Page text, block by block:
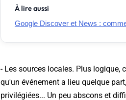
À lire aussi
Google Discover et News :
- Les sources locales. Plus logique,
qu'un événement a lieu quelque
privilégiées... Un peu abscons et